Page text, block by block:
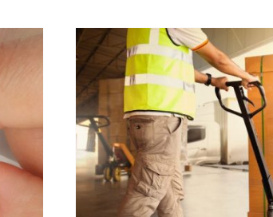
La importancia del ERP en
Daemon4